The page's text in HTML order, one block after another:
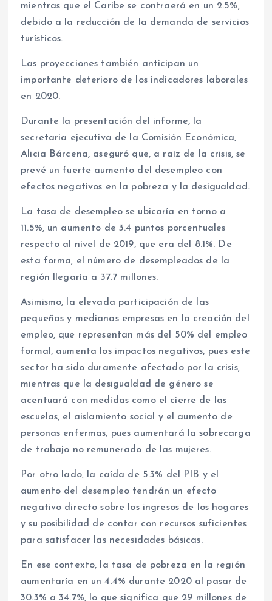
mientras que el Caribe se contraerá en un 2.5%,
debido a la reducción de la demanda de servicios
turísticos.
Las proyecciones también anticipan un
importante deterioro de los indicadores laborales
en 2020.
Durante la presentación del informe, la
secretaria ejecutiva de la Comisión Económica,
Alicia Bárcena, aseguró que, a raíz de la crisis, se
prevé un fuerte aumento del desempleo con
efectos negativos en la pobreza y la desigualdad.
La tasa de desempleo se ubicaría en torno a
11.5%, un aumento de 3.4 puntos porcentuales
respecto al nivel de 2019, que era del 8.1%. De
esta forma, el número de desempleados de la
región llegaría a 37.7 millones.
Asimismo, la elevada participación de las
pequeñas y medianas empresas en la creación del
empleo, que representan más del 50% del empleo
formal, aumenta los impactos negativos, pues este
sector ha sido duramente afectado por la crisis,
mientras que la desigualdad de género se
acentuará con medidas como el cierre de las
escuelas, el aislamiento social y el aumento de
personas enfermas, pues aumentará la sobrecarga
de trabajo no remunerado de las mujeres.
Por otro lado, la caída de 5.3% del PIB y el
aumento del desempleo tendrán un efecto
negativo directo sobre los ingresos de los hogares
y su posibilidad de contar con recursos suficientes
para satisfacer las necesidades básicas.
En ese contexto, la tasa de pobreza en la región
aumentaría en un 4.4% durante 2020 al pasar de
30.3% a 34.7%, lo que significa que 29 millones de